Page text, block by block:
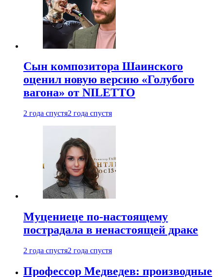
Сын композитора Шаинского
оценил новую версию «Голубого
вагона» от NILETTO
2 года спустя2 года спустя
Муцениеце по-настоящему
пострадала в ненастоящей драке
2 года спустя2 года спустя
Профессор Медведев: производные